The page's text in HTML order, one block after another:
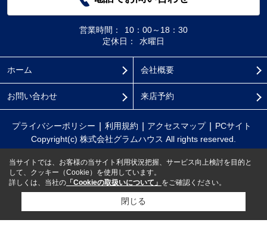
営業時間：
10：00～18：30
定休日：
水曜日
ホーム 会社概要
お問い合わせ 来店予約
プライバシーポリシー 利用規約 アクセスマップ
PCサイト
Copyright(c) 株式会社グラムハウス All rights reserved.
当サイトでは、お客様の当サイト利用状況把握、サービス向上検討を目的と
して、クッキー（Cookie）を使用しています。
詳しくは、当社の 「Cookieの取扱いについて」 をご確認ください。
閉じる